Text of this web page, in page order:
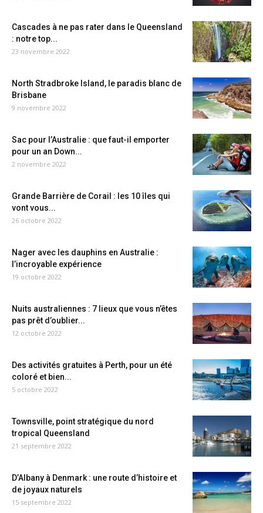
Cascades à ne pas rater dans le Queensland
: notre top...
23 novembre 2022
North Stradbroke Island, le paradis blanc de
Brisbane
9 novembre 2022
Sac pour l’Australie : que faut-il emporter
pour un an Down...
2 novembre 2022
Grande Barrière de Corail : les 10 îles qui
vont vous...
26 octobre 2022
Nager avec les dauphins en Australie :
l’incroyable expérience
19 octobre 2022
Nuits australiennes : 7 lieux que vous n’êtes
pas prêt d’oublier...
12 octobre 2022
Des activités gratuites à Perth, pour un été
coloré et bien...
5 octobre 2022
Townsville, point stratégique du nord
tropical Queensland
21 septembre 2022
D’Albany à Denmark : une route d’histoire et
de joyaux naturels
15 septembre 2022